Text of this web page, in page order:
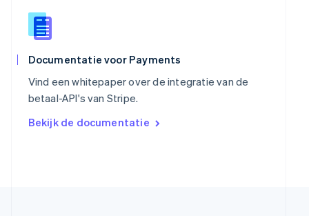
Documentatie voor Payments
Vind een whitepaper over de integratie van de
betaal-API's van Stripe.
Bekijk de documentatie
Español
Thailand
ไทย
Tsjechië
Vasteland van China
简体中文English
English